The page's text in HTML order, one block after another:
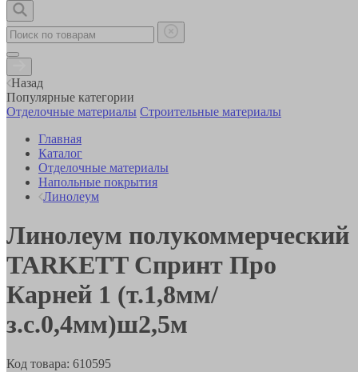
Назад
Популярные категории
Отделочные материалы Строительные материалы
Главная
Каталог
Отделочные материалы
Напольные покрытия
Линолеум
Линолеум полукоммерческий
TARKETT Спринт Про
Карней 1 (т.1,8мм/
з.с.0,4мм)ш2,5м
Код товара: 610595